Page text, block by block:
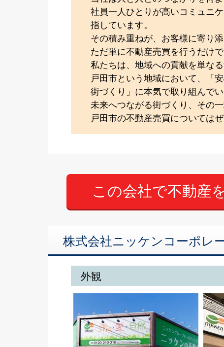
社員一人ひとりが高いコミュニ
指しています。
その積み重ねが、お客様に寄り
ただ単に不動産売買を行うだけ
私たちは、地域への貢献を単な
戸田市という地域において、「
街づくり」に本気で取り組んでい
未来へつながる街づくり、その
戸田市の不動産売買については
株式会社ニッケンコーポレ
外観